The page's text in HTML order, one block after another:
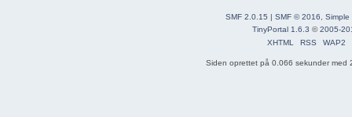
SMF 2.0.15 | SMF © 2016, Simple
TinyPortal 1.6.3 ©2005-
XHTML
RSS WAP2
Siden oprettet på 0.066 sekunder med